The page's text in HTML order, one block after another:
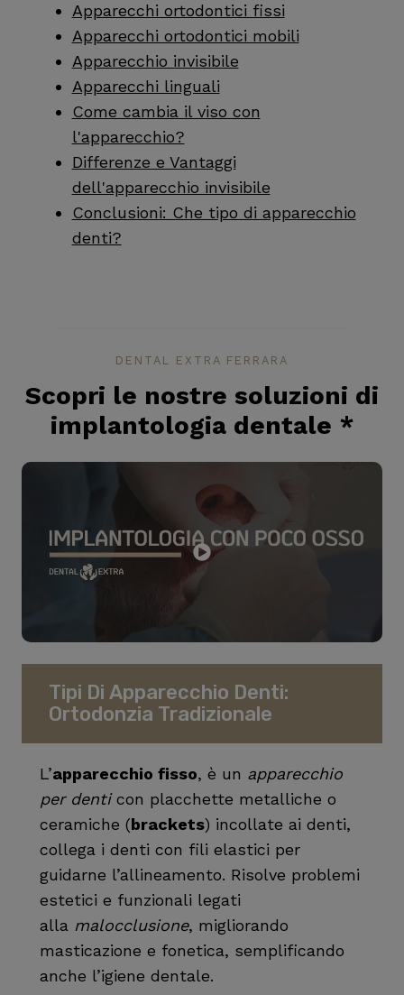
Apparecchi ortodontici fissi
Apparecchi ortodontici mobili
Apparecchio invisibile
Apparecchi linguali
Come cambia il viso con
l'apparecchio?
Differenze e Vantaggi
dell'apparecchio invisibile
Conclusioni: Che tipo di apparecchio
denti?
DENTAL EXTRA FERRARA
Scopri le nostre soluzioni di
implantologia dentale *
Tipi Di Apparecchio Denti:
Ortodonzia Tradizionale
L’apparecchio fisso, è un apparecchio
per denticon placchette metalliche o
ceramiche (brackets) incollate ai denti,
collega i denti con fili elastici per
guidarne l’allineamento. Risolve problemi
estetici e funzionali legati
alla malocclusione, migliorando
masticazione e fonetica, semplificando
anche l’igiene dentale.